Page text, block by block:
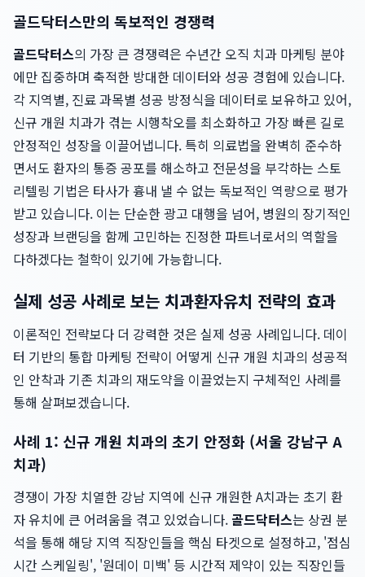
골드닥터스만의 독보적인 경쟁력
골드닥터스의 가장 큰 경쟁력은 수년간 오직 치과 마케팅 분야
에만 집중하며 축적한 방대한 데이터와 성공 경험에 있습니다.
각 지역별, 진료 과목별 성공 방정식을 데이터로 보유하고 있어,
신규 개원 치과가 겪는 시행착오를 최소화하고 가장 빠른 길로
안정적인 성장을 이끌어냅니다. 특히 의료법을 완벽히 준수하
면서도 환자의 통증 공포를 해소하고 전문성을 부각하는 스토
리텔링 기법은 타사가 흉내 낼 수 없는 독보적인 역량으로 평가
받고 있습니다. 이는 단순한 광고 대행을 넘어, 병원의 장기적인
성장과 브랜딩을 함께 고민하는 진정한 파트너로서의 역할을
다하겠다는 철학이 있기에 가능합니다.
실제 성공 사례로 보는 치과환자유치 전략의 효과
이론적인 전략보다 더 강력한 것은 실제 성공 사례입니다. 데이
터 기반의 통합 마케팅 전략이 어떻게 신규 개원 치과의 성공적
인 안착과 기존 치과의 재도약을 이끌었는지 구체적인 사례를
통해 살펴보겠습니다.
사례 1: 신규 개원 치과의 초기 안정화 (서울 강남구 A
치과)
경쟁이 가장 치열한 강남 지역에 신규 개원한 A치과는 초기 환
자 유치에 큰 어려움을 겪고 있었습니다. 골드닥터스는 상권 분
석을 통해 해당 지역 직장인들을 핵심 타겟으로 설정하고, '점심
시간 스케일링', '원데이 미백' 등 시간적 제약이 있는 직장인들